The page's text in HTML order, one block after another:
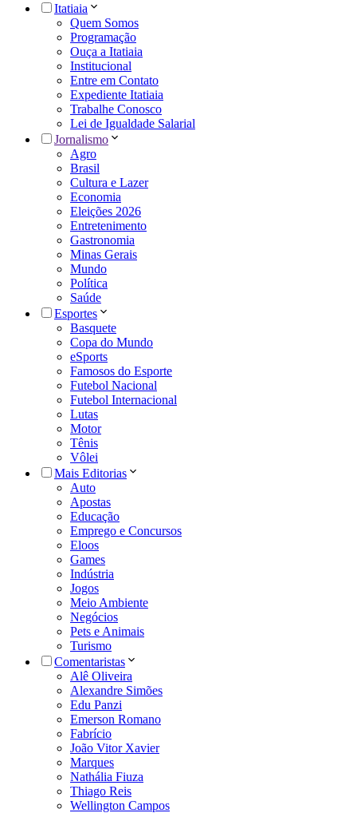
Itatiaia
Quem Somos
Programação
Ouça a Itatiaia
Institucional
Entre em Contato
Expediente Itatiaia
Trabalhe Conosco
Lei de Igualdade Salarial
Jornalismo
Agro
Brasil
Cultura e Lazer
Economia
Eleições 2026
Entretenimento
Gastronomia
Minas Gerais
Mundo
Política
Saúde
Esportes
Basquete
Copa do Mundo
eSports
Famosos do Esporte
Futebol Nacional
Futebol Internacional
Lutas
Motor
Tênis
Vôlei
Mais Editorias
Auto
Apostas
Educação
Emprego e Concursos
Eloos
Games
Indústria
Jogos
Meio Ambiente
Negócios
Pets e Animais
Turismo
Comentaristas
Alê Oliveira
Alexandre Simões
Edu Panzi
Emerson Romano
Fabrício
João Vitor Xavier
Marques
Nathália Fiuza
Thiago Reis
Wellington Campos